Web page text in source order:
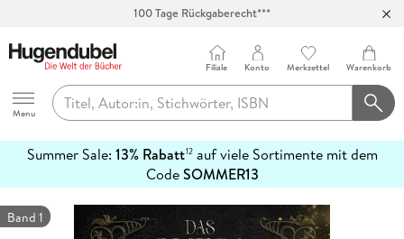
Hugendubel
Menu
Filiale Konto Merkzettel Warenkorb
Summer Sale: 13% Rabatt12auf viele Sortimente mit dem
CodeSOMMER13
erfahren
Band 1